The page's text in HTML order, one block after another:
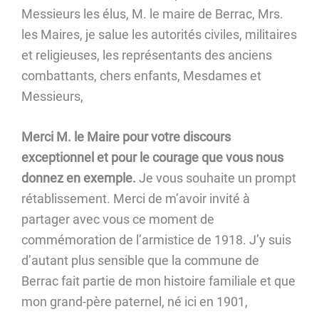
Messieurs les élus, M. le maire de Berrac, Mrs.
les Maires, je salue les autorités civiles, militaires
et religieuses, les représentants des anciens
combattants, chers enfants, Mesdames et
Messieurs,
Merci M. le Maire pour votre discours
exceptionnel et pour le courage que vous nous
donnez en exemple. Je vous souhaite un prompt
rétablissement. Merci de m’avoir invité à
partager avec vous ce moment de
commémoration de l’armistice de 1918. J’y suis
d’autant plus sensible que la commune de
Berrac fait partie de mon histoire familiale et que
mon grand-père paternel, né ici en 1901,